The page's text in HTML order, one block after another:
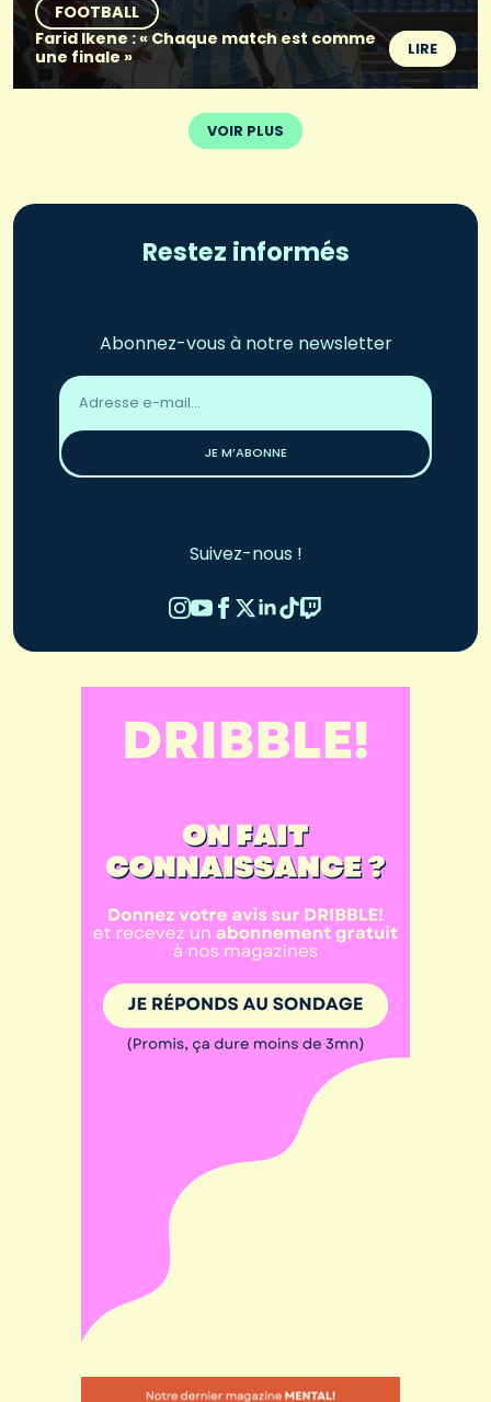
FOOTBALL
Farid Ikene : « Chaque match est comme
une finale »
LIRE
VOIR PLUS
Restez informés
Abonnez-vous à notre newsletter
Adresse
email
JE M’ABONNE
Suivez-nous !